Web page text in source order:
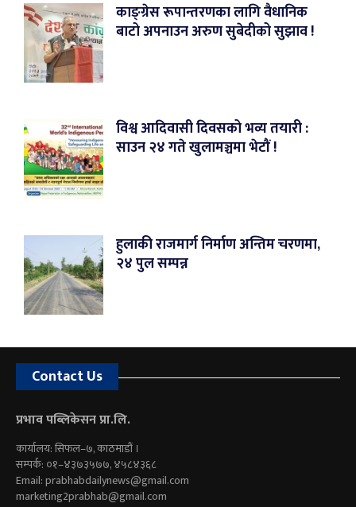
काङ्ग्रेस रूपान्तरणका लागि वैधानिक
बाटो अपनाउन अरुण सुबेदीको सुझाव !
विश्व आदिवासी दिवसको भव्य तयारी :
साउन २४ गते खुलामञ्चमा भेटौं !
हुलाकी राजमार्ग निर्माण अन्तिम चरणमा,
२४ पुल सम्पन्न
Contact Us
प्रभाव पब्लिकेसन प्रा.लि.
कार्यालय: सिफल–७, काठमाडौं ।
सम्पर्क: ०१–४३७३५७७, ४५८४३६८
Email:prabhabdailynews@gmail.com
marketing2prabhab@gmail.com